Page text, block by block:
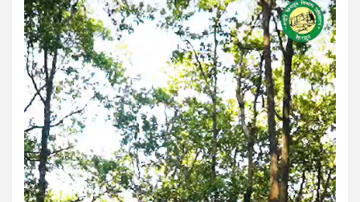
Player